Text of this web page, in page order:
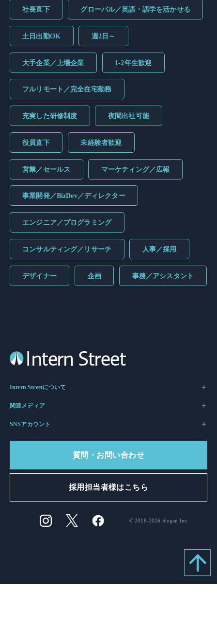
社長直下 グローバル／英語・語学を活かせる
土日出勤OK 週2日～
大手企業／上場企業 1-2年生歓迎
フルリモート／完全在宅勤務
充実した研修制度 夜間出社可能
役員直下 未経験者歓迎
営業／セールス マーケティング／広報
事業開発／BizDev／ディレクター
エンジニア／プログラミング
コンサルティング／リサーチ 人事／採用
デザイナー 企画 事務／アシスタント
Intern Streetについて
関連メディア
SNSアカウント
質問・お問い合わせ
採用担当者様はこちら
© 2018-2026 Slogan Inc.